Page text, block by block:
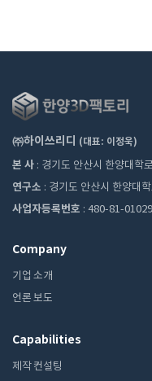
㈜하이쓰리디 (대표: 이정욱)
본 사 : 경기도 안산시 한양대학
연구소 : 경기도 안산시 한양대
사업자등록번호 : 480-81-01029
Company
기업 소개
언론 보도
Capabilities
제작 컨설팅